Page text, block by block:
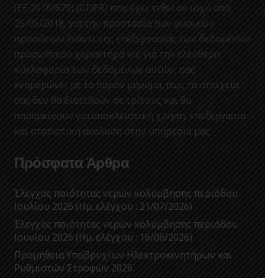
(ΕΕ 2016/679) (GDPR) που έχει τεθεί σε ισχύ από
25/05/2018, για την προστασία των φυσικών
προσώπων έναντι της επεξεργασίας των δεδομένων
προσωπικού χαρακτήρα και για την ελεύθερη
κυκλοφορία των δεδομένων αυτών, σας
ενημερώνει με το παρόν μήνυμα, πως τα στοιχεία
σας δεν θα διατεθούν σε τρίτους και θα
παραμείνουν για αποκλειστική χρήση, επεξεργασία
και στατιστική ανάλυση στην υπηρεσία μας.
Πρόσφατα Άρθρα
Έλεγχος ποιότητας νερών κολύμβησης περιόδου
Ιουλίου 2026 (Ημ. ελέγχου : 21/07/2026)
Έλεγχος ποιότητας νερών κολύμβησης περιόδου
Ιουνίου 2026 (Ημ. ελέγχου : 16/06/2026)
Προμήθεια Υποβρυχίων Ηλεκτροκινητήρων και
Ρυθμιστών Στροφών 2026